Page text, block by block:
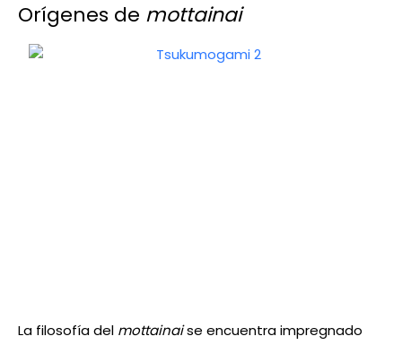
Orígenes de mottainai
La filosofía del mottainaise encuentra impregnado